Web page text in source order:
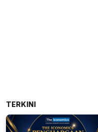
TERKINI